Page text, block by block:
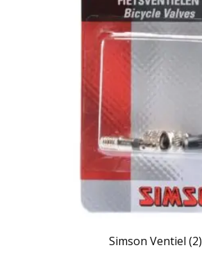
Simson Ventiel (2)